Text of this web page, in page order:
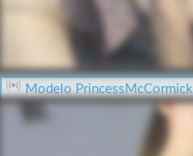
Modelo PrincessMcCormick